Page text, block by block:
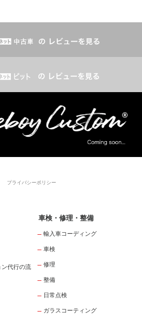
プライバシーポリシー
代行の流
車検・修理・整備
輸入車コーディング
車検
修理
整備
日常点検
ガラスコーティング